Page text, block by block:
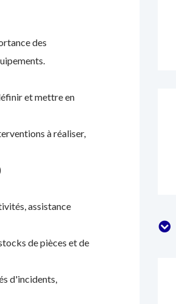
des
et mettre en
à réaliser,
assistance
de pièces et de
d'incidents,